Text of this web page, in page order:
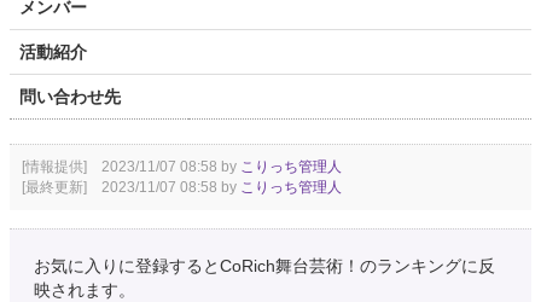
メンバー
活動紹介
問い合わせ先
[情報提供] 2023/11/07 08:58 by こりっち管理人
[最終更新] 2023/11/07 08:58 by こりっち管理人
お気に入りに登録するとCoRich舞台芸術！のランキングに反
映されます。